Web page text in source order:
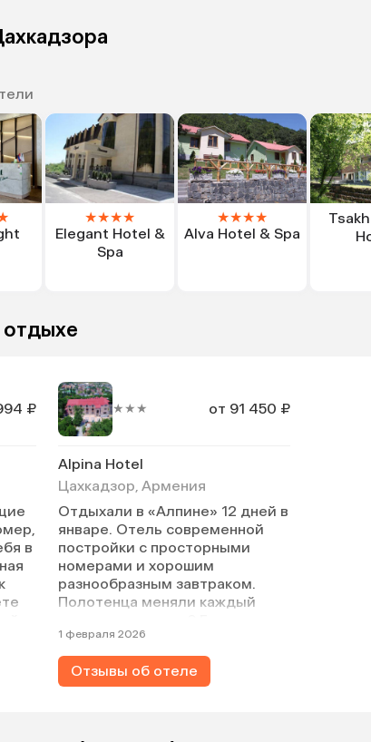
★★★★
Elegant Hotel &
Spa
★★★★
Alva Hotel & Spa
₽
в
★★★ от 91 450 ₽
Alpina Hotel
Цахкадзор, Армения
Отдыхали в «Алпине» 12 дней в
январе. Отель современной
постройки с просторными
номерами и хорошим
разнообразным завтраком.
Полотенца меняли каждый
бутылках на человека, но есть
и кулеры. Трансфер
нерегулярный до горы, иногда
1 февраля 2026
Отзывы об отеле